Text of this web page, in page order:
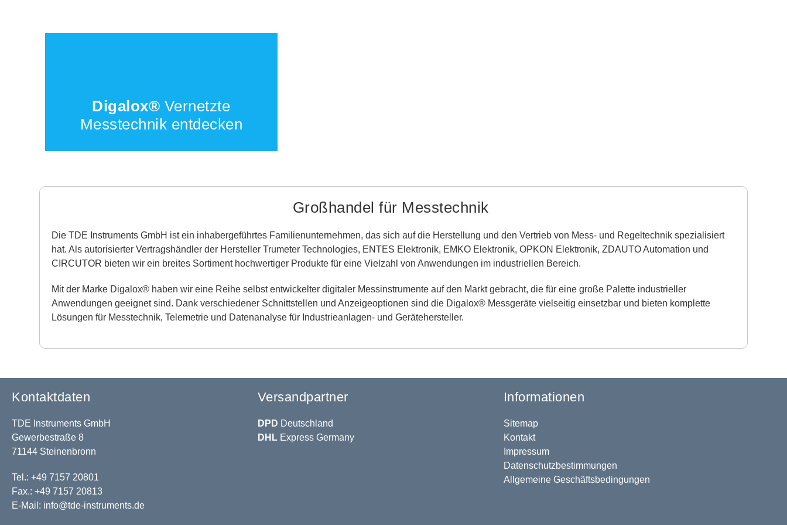
Digalox® Vernetzte
Messtechnik entdecken
Großhandel für Messtechnik
Die TDE Instruments GmbH ist ein inhabergeführtes Familienunternehmen, das sich auf die Herstellung und den Vertrieb von Mess- und Regeltechnik spezialisiert
hat. Als autorisierter Vertragshändler der Hersteller Trumeter Technologies, ENTES Elektronik, EMKO Elektronik, OPKON Elektronik, ZDAUTO Automation und
CIRCUTOR bieten wir ein breites Sortiment hochwertiger Produkte für eine Vielzahl von Anwendungen im industriellen Bereich.
Mit der Marke Digalox® haben wir eine Reihe selbst entwickelter digitaler Messinstrumente auf den Markt gebracht, die für eine große Palette industrieller
Anwendungen geeignet sind. Dank verschiedener Schnittstellen und Anzeigeoptionen sind die Digalox® Messgeräte vielseitig einsetzbar und bieten komplette
Lösungen für Messtechnik, Telemetrie und Datenanalyse für Industrieanlagen- und Gerätehersteller.
Kontaktdaten
TDE Instruments GmbH
Gewerbestraße 8
71144 Steinenbronn
Tel.: +49 7157 20801
Fax.: +49 7157 20813
E-Mail: info@tde-instruments.de
Versandpartner
DPD Deutschland
DHLExpress Germany
Informationen
Sitemap
Kontakt
Impressum
Datenschutzbestimmungen
Allgemeine Geschäftsbedingungen